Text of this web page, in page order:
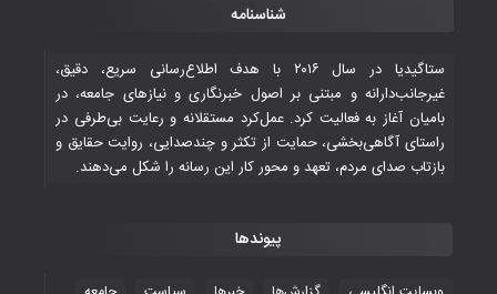
شناسنامه
ستاگیدیا در سال ۲۰۱۶ با هدف اطلاع‌رسانی سریع، دقیق،
غیرجانب‌دارانه و مبتنی بر اصول خبرنگاری و نیازهای جامعه، در
بامیان آغاز به فعالیت کرد. عمل‌کرد مستقلانه و رعایت بی‌طرفی در
راستای آگاهی‌بخشی، حمایت از تکثر و چندصدایی، روایت حقایق و
بازتاب صدای مردم، تعهد و محور کار این رسانه را شکل می‌دهند.
پیوندها